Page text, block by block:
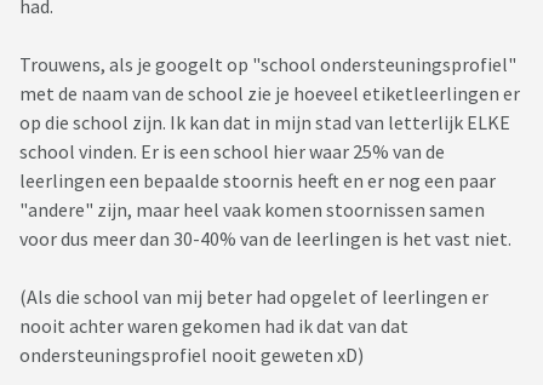
had.
Trouwens, als je googelt op "school ondersteuningsprofiel"
met de naam van de school zie je hoeveel etiketleerlingen er
op die school zijn. Ik kan dat in mijn stad van letterlijk ELKE
school vinden. Er is een school hier waar 25% van de
leerlingen een bepaalde stoornis heeft en er nog een paar
"andere" zijn, maar heel vaak komen stoornissen samen
voor dus meer dan 30-40% van de leerlingen is het vast niet.
(Als die school van mij beter had opgelet of leerlingen er
nooit achter waren gekomen had ik dat van dat
ondersteuningsprofiel nooit geweten xD)